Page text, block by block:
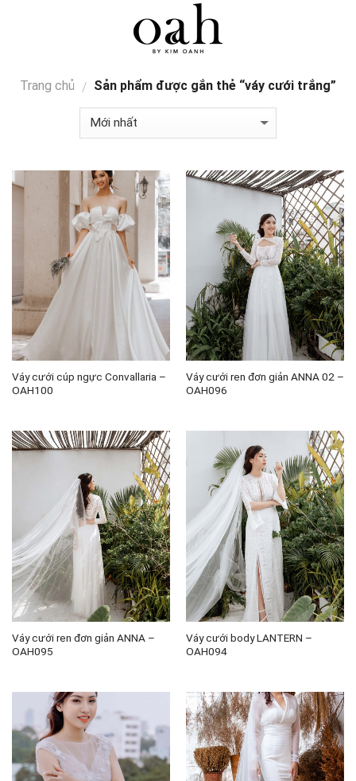
Trang chủ / Sản phẩm được gắn thẻ “váy cưới trắng”
Váy cưới cúp ngực Convallaria –
OAH100
Váy cưới ren đơn giản ANNA 02 –
OAH096
Váy cưới ren đơn giản ANNA –
OAH095
Váy cưới body LANTERN –
OAH094